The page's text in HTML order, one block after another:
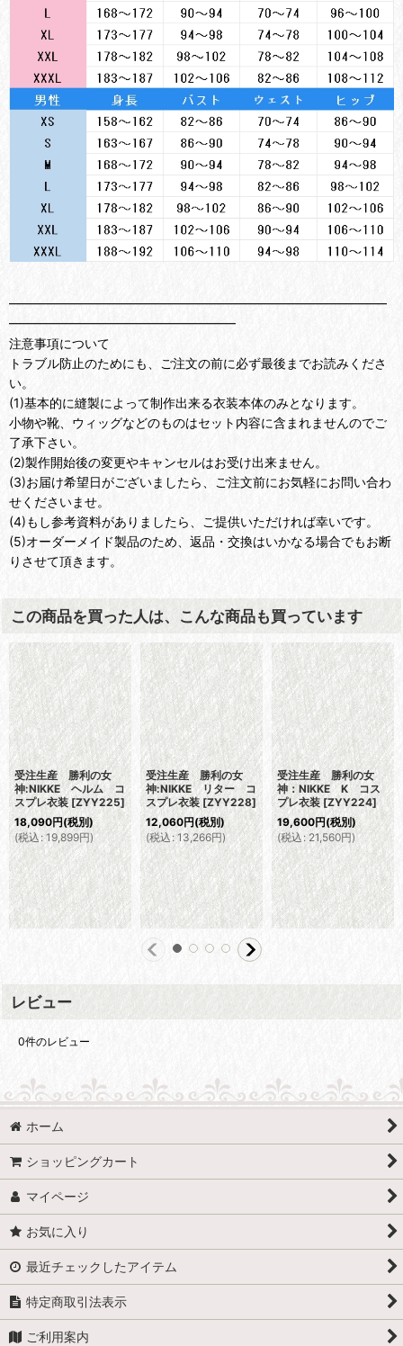
━━━━━━━━━━━━━━━━━━━━━━━━━━━━━━
━━━━━━━━━━━━━━━━━━
注意事項について
トラブル防止のためにも、ご注文の前に必ず最後までお読みくださ
い。
(1)基本的に縫製によって制作出来る衣装本体のみとなります。
小物や靴、ウィッグなどのものはセット内容に含まれませんのでご
了承下さい。
(2)製作開始後の変更やキャンセルはお受け出来ません。
(3)お届け希望日がございましたら、ご注文前にお気軽にお問い合わ
せくださいませ。
(4)もし参考資料がありましたら、ご提供いただければ幸いです。
(5)オーダーメイド製品のため、返品・交換はいかなる場合でもお断
りさせて頂きます。
この商品を買った人は、こんな商品も買っています
受注生産 勝利の女
神:NIKKE ヘルム コ
スプレ衣装 [ZYY225]
18,090円(税別)
(税込 : 19,899円)
受注生産 勝利の女
神:NIKKE リター コ
スプレ衣装 [ZYY228]
12,060円(税別)
(税込 : 13,266円)
受注生産 勝利の女
神：NIKKE K コス
プレ衣装 [ZYY224]
19,600円(税別)
(税込 : 21,560円)
レビュー
0件のレビュー
ホーム
ショッピングカート
マイページ
お気に入り
最近チェックしたアイテム
特定商取引法表示
ご利用案内